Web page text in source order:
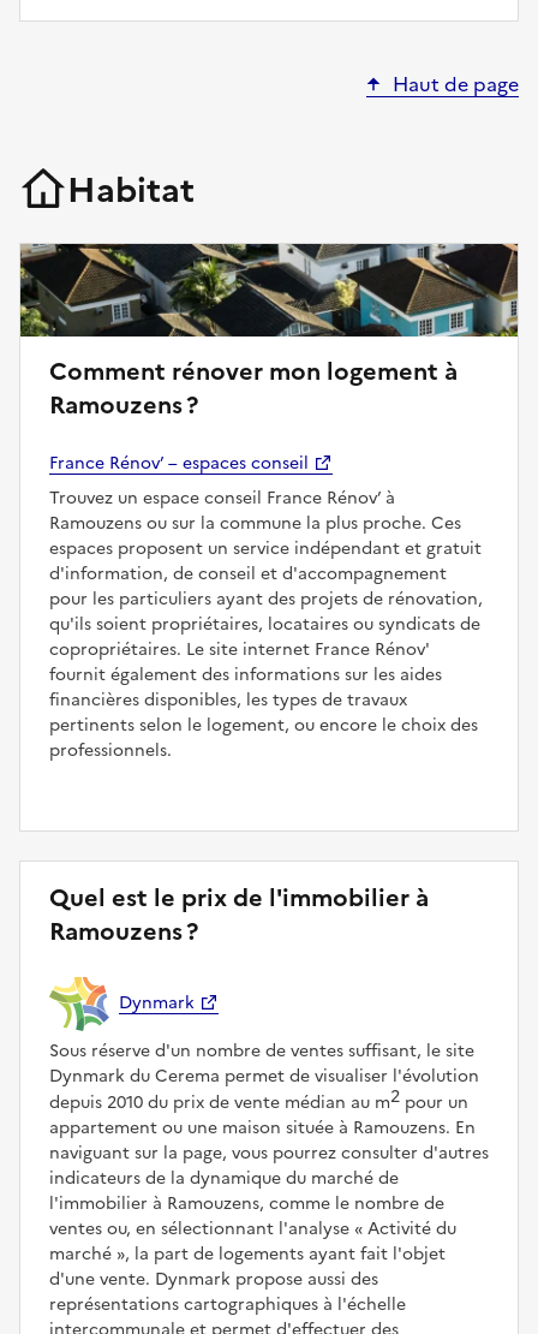
Haut de page
Habitat
Comment rénover mon logement à
Ramouzens ?
France Rénov’ – espaces conseil
Trouvez un espace conseil France Rénov’ à
Ramouzens ou sur la commune la plus proche. Ces
espaces proposent un service indépendant et gratuit
d'information, de conseil et d'accompagnement
pour les particuliers ayant des projets de rénovation,
qu'ils soient propriétaires, locataires ou syndicats de
copropriétaires. Le site internet France Rénov'
fournit également des informations sur les aides
financières disponibles, les types de travaux
pertinents selon le logement, ou encore le choix des
professionnels.
Quel est le prix de l'immobilier à
Ramouzens ?
Dynmark
Sous réserve d'un nombre de ventes suffisant, le site
Dynmark du Cerema permet de visualiser l'évolution
depuis 2010 du prix de vente médian au m2 pour un
appartement ou une maison située à Ramouzens. En
naviguant sur la page, vous pourrez consulter d'autres
indicateurs de la dynamique du marché de
l'immobilier à Ramouzens, comme le nombre de
ventes ou, en sélectionnant l'analyse
Activité du
marché , la part de logements ayant fait l'objet
d'une vente. Dynmark propose aussi des
représentations cartographiques à l'échelle